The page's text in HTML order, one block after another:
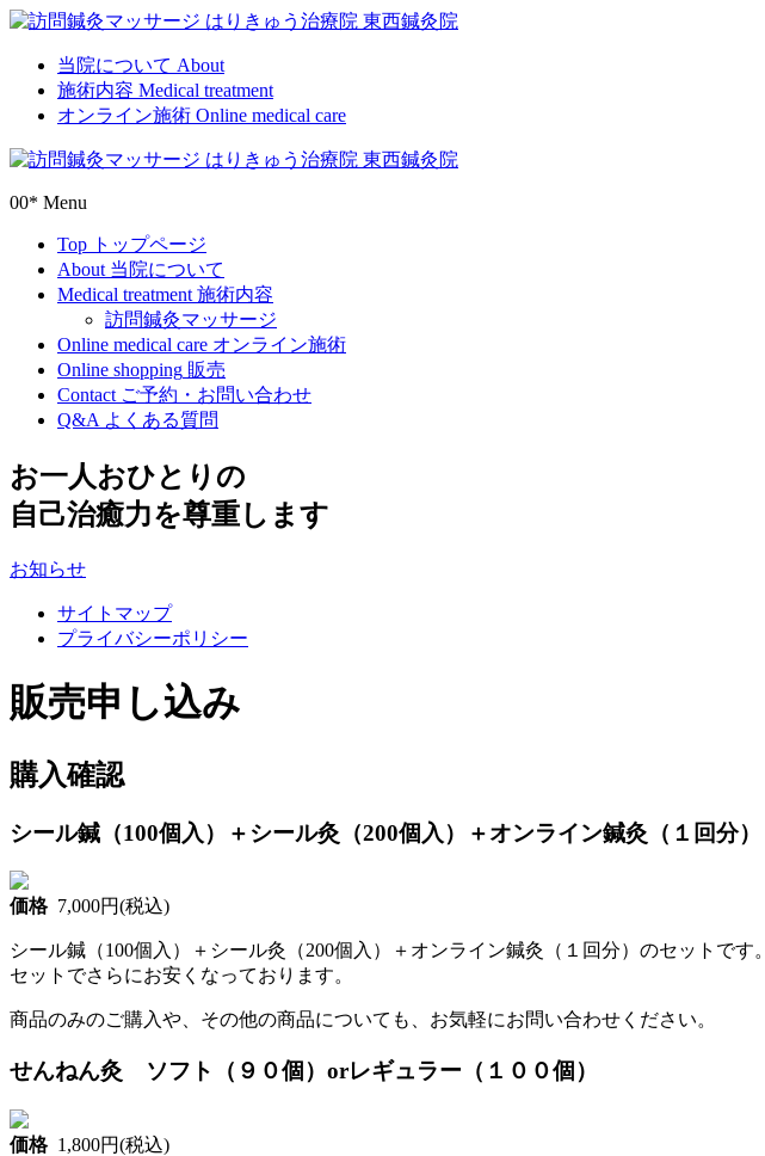
当院について About
施術内容 Medical treatment
オンライン施術 Online medical care
00* Menu
Top トップページ
About 当院について
Medical treatment 施術内容
訪問鍼灸マッサージ
Online medical care オンライン施術
Online shopping 販売
Contact ご予約・お問い合わせ
Q&A よくある質問
お一人おひとりの
自己治癒力を尊重します
お知らせ
サイトマップ
プライバシーポリシー
Skip
to
the
Skip
to
the
販売申し込み
購入確認
シール鍼（100個入）＋シール灸（200個入）＋オンライン鍼灸（１回分）
価格7,000円(税込)
シール鍼（100個入）＋シール灸（200個入）＋オンライン鍼灸（１回分）のセットです。
セットでさらにお安くなっております。
商品のみのご購入や、その他の商品についても、お気軽にお問い合わせください。
せんねん灸 ソフト（９０個）orレギュラー（１００個）
価格1,800円(税込)